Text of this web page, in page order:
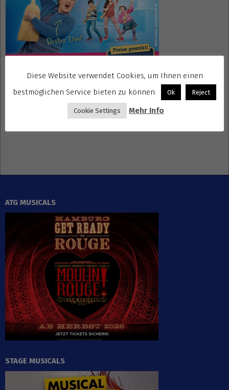
Gewinnspiele kostenlos seriös
ATG MUSICALS
STAGE MUSICALS
Diese Website verwendet Cookies, um Ihnen einen
bestmöglichen Service bieten zu können.
Ok Reject
Cookie Settings Mehr Info